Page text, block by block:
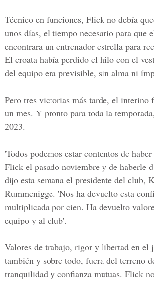
Técnico en funciones, Flick no debía
unos días, el tiempo necesario para que
encontrara un entrenador estrella para
El croata había perdido el hilo con el
del equipo era previsible, sin alma ni
Pero tres victorias más tarde, el interino
un mes. Y pronto para toda la
2023.
'Todos podemos estar contentos de
Flick el pasado noviembre y de haberle
dijo esta semana el presidente del club,
Rummenigge. 'Nos ha devuelto esta
multiplicada por cien. Ha devuelto
equipo y al club'.
Valores de trabajo, rigor y libertad en el
también y sobre todo, fuera del terreno
tranquilidad y confianza mutuas. Flick